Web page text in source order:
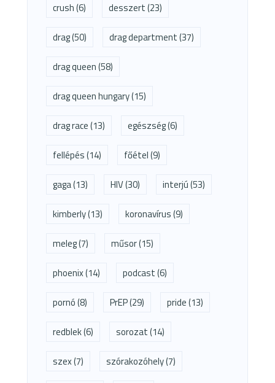
crush(6) desszert(23)
drag(50) drag department(37)
drag queen(58)
drag queen hungary(15)
drag race(13) egészség(6)
fellépés(14) főétel(9)
gaga(13) HIV(30) interjú(53)
kimberly(13) koronavírus(9)
meleg(7) műsor(15)
phoenix(14) podcast(6)
pornó(8) PrEP(29) pride(13)
redblek(6) sorozat(14)
szex(7) szórakozóhely(7)